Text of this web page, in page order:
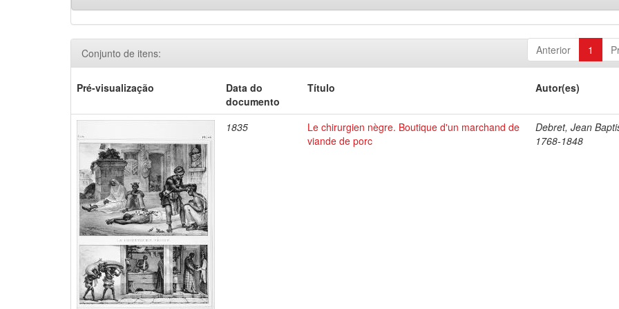
Anterior 1
Conjunto de itens:
Pré-visualização
Data do
documento
Título Autor(es)
1835
Le chirurgien nègre. Boutique d'un marchand de
viande de porc
Debret, Jean
1768-1848